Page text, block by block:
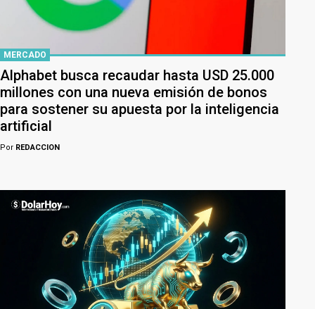
MERCADO
Alphabet busca recaudar hasta USD 25.000
millones con una nueva emisión de bonos
para sostener su apuesta por la inteligencia
artificial
Por REDACCION